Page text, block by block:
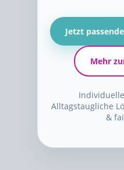
Jetzt
Mehr
Alltagstaugliche
&